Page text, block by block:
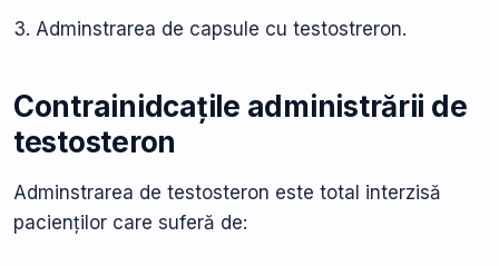
3. Adminstrarea de capsule cu testostreron.
Contrainidcațile administrării de
testosteron
Adminstrarea de testosteron este total interzisă
pacienților care suferă de: